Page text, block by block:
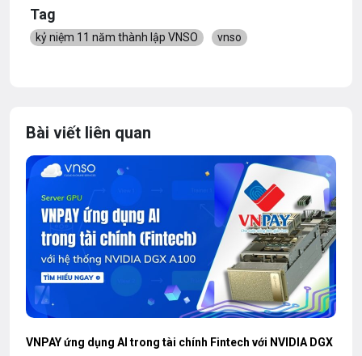
Tag
kỷ niệm 11 năm thành lập VNSO vnso
Bài viết liên quan
VNPAY ứng dụng AI trong tài chính Fintech với NVIDIA DGX